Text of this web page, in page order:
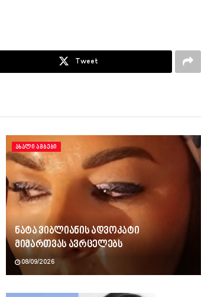
Tweet
ᲐᲮᲐᲚᲘ ᲐᲛᲑᲔᲑᲘ
ნატა ვიბლიანის ადვოკატი
მიმართვას ავრცელებს
08/09/2026